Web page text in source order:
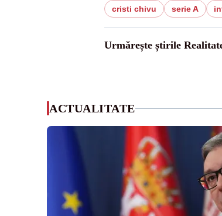
cristi chivu serie A
Urmărește știrile
ACTUALITATE